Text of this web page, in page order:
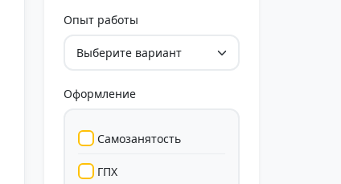
Гибкий
Свободный
Опыт работы
Оформление
Самозанятость
ГПХ